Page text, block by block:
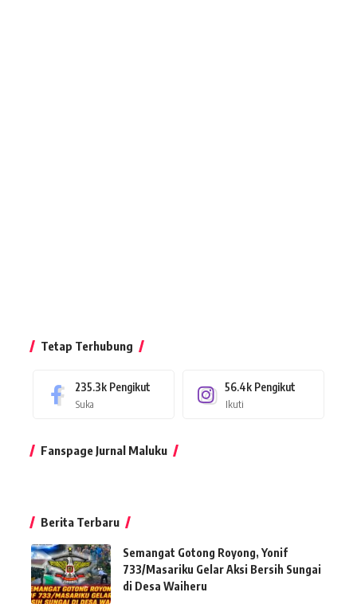
Tetap Terhubung
235.3k Pengikut
Suka
56.4k Pengikut
Ikuti
Fanspage Jurnal Maluku
Berita Terbaru
Semangat Gotong Royong, Yonif
733/Masariku Gelar Aksi Bersih Sungai
di Desa Waiheru